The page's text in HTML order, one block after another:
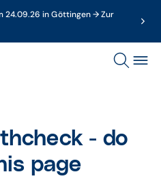
24.09.26 in Göttingen → Zur
- do
page